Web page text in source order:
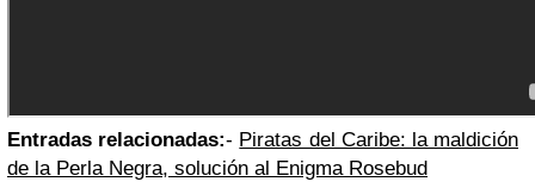
Entradas relacionadas:- Piratas del Caribe: la maldición
de la Perla Negra, solución al Enigma Rosebud